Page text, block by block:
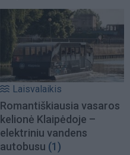
Laisvalaikis
Romantiškiausia vasaros
kelionė Klaipėdoje –
elektriniu vandens
autobusu (1)